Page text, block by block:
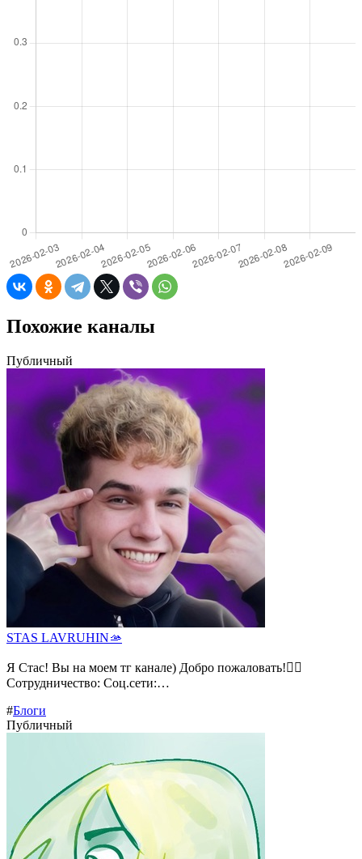
Похожие каналы
Публичный
STAS LAVRUHIN🫴
Я Стас! Вы на моем тг канале) Добро пожаловать!❤️‍🔥
Сотрудничество: Соц.сети:…
#Блоги
Публичный